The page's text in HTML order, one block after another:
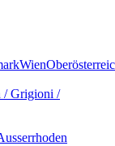
Wien
/ Grigioni /